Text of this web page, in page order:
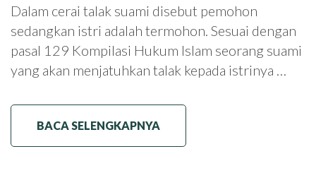
Dalam cerai talak suami disebut pemohon
sedangkan istri adalah termohon. Sesuai dengan
pasal 129 Kompilasi Hukum Islam seorang suami
yang akan menjatuhkan talak kepada istrinya …
BACA SELENGKAPNYA